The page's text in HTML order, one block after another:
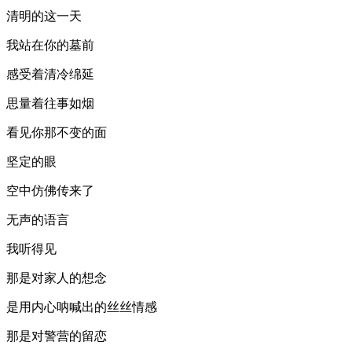
清明的这一天
我站在你的墓前
感受着清冷绵延
思量着往事如烟
看见你那不变的面
坚定的眼
空中仿佛传来了
无声的语言
我听得见
那是对家人的想念
是用内心呐喊出的丝丝情感
那是对警营的留恋